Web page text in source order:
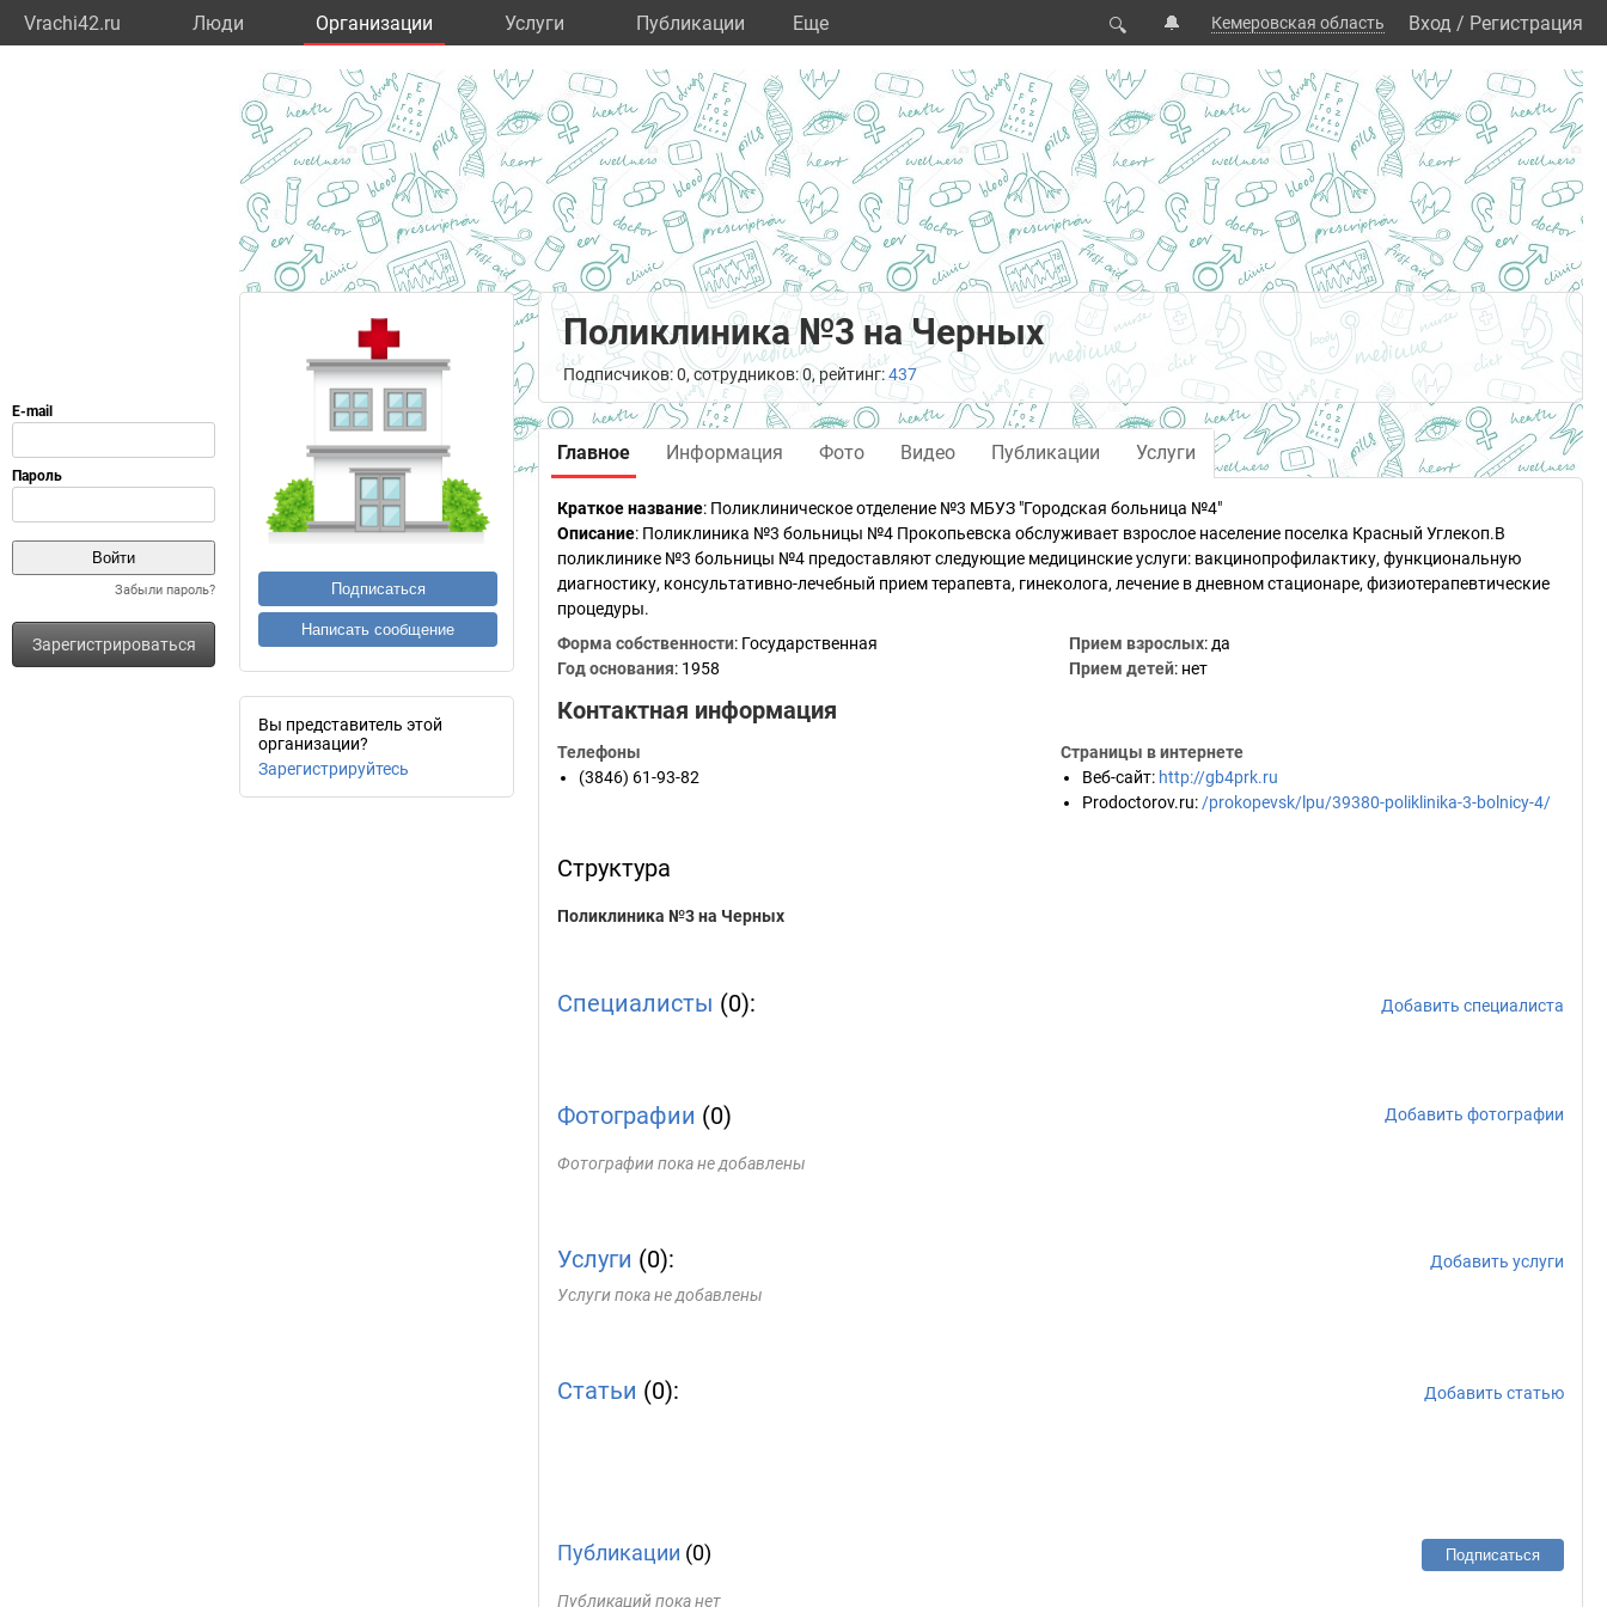
Vrachi42.ru Люди Организации Услуги Публикации Eще 🔍 🔔 Кемеровская область Вход / Регистрация
Забыли пароль?
Зарегистрироваться
Подписаться
Написать сообщение
Вы представитель этой
организации?
Зарегистрируйтесь
Поликлиника №3 на Черных
Подписчиков: 0, сотрудников: 0, рейтинг:437
Главное Информация Фото Видео Публикации Услуги
Краткое название: Поликлиническое отделение №3 МБУЗ "Городская больница №4"
Описание: Поликлиника №3 больницы №4 Прокопьевска обслуживает взрослое население поселка Красный Углекоп.В
поликлинике №3 больницы №4 предоставляют следующие медицинские услуги: вакцинопрофилактику, функциональную
диагностику, консультативно-лечебный прием терапевта, гинеколога, лечение в дневном стационаре, физиотерапевтические
процедуры.
Форма собственности: Государственная
Год основания: 1958
Прием взрослых: да
Прием детей: нет
Контактная информация
Телефоны
(3846) 61-93-82
Страницы в интернете
Веб-сайт: http://gb4prk.ru
Prodoctorov.ru: /prokopevsk/lpu/39380-poliklinika-3-bolnicy-4/
Структура
Поликлиника №3 на Черных
Специалисты (0): Добавить специалиста
Фотографии (0) Добавить фотографии
Фотографии пока не добавлены
Услуги (0):
Добавить услуги
Услуги пока не добавлены
Статьи (0): Добавить статью
Публикации (0) Подписаться
Публикаций пока нет